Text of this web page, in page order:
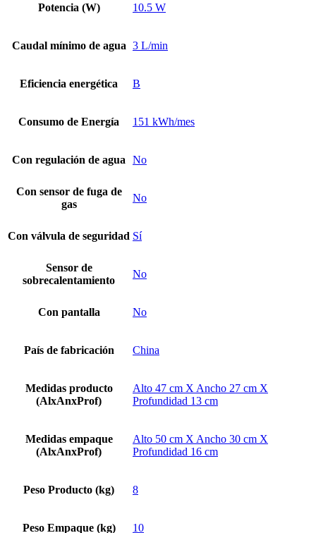
Potencia (W) 10.5 W
Caudal mínimo de agua 3 L/min
Eficiencia energética B
Consumo de Energía 151 kWh/mes
Con regulación de agua No
Con sensor de fuga de
gas
No
Con válvula de seguridad Sí
Sensor de
sobrecalentamiento
No
Con pantalla No
País de fabricación China
Medidas producto
(AlxAnxProf)
Alto 47 cm X Ancho 27 cm X
Profundidad 13 cm
Medidas empaque
(AlxAnxProf)
Alto 50 cm X Ancho 30 cm X
Profundidad 16 cm
Peso Producto (kg) 8
Peso Empaque (kg) 10